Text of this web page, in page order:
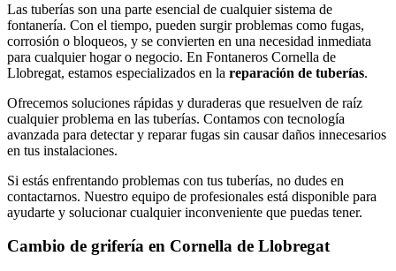
Las tuberías son una parte esencial de cualquier sistema de
fontanería. Con el tiempo, pueden surgir problemas como fugas,
corrosión o bloqueos, y se convierten en una necesidad inmediata
para cualquier hogar o negocio. En Fontaneros Cornella de
Llobregat, estamos especializados en la reparación de tuberías.
Ofrecemos soluciones rápidas y duraderas que resuelven de raíz
cualquier problema en las tuberías. Contamos con tecnología
avanzada para detectar y reparar fugas sin causar daños innecesarios
en tus instalaciones.
Si estás enfrentando problemas con tus tuberías, no dudes en
contactarnos. Nuestro equipo de profesionales está disponible para
ayudarte y solucionar cualquier inconveniente que puedas tener.
Cambio de grifería en Cornella de Llobregat